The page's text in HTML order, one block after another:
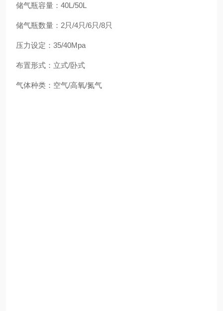
储气瓶容量：40L/50L
储气瓶数量：2只/4只/6只/8只
压力设定：35/40Mpa
布置形式：立式/卧式
气体种类：空气/高氧/氮气